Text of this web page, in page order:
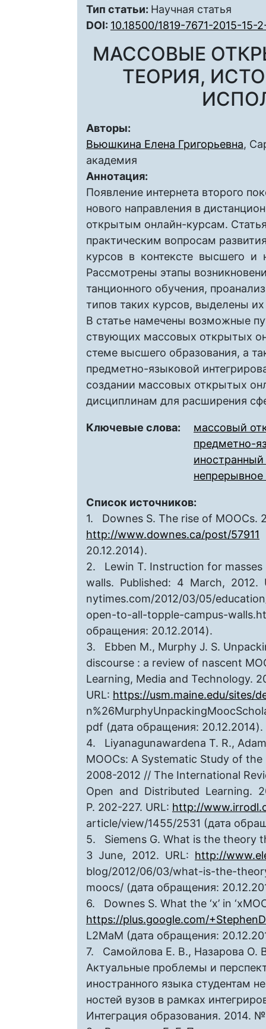
Тип статьи: Научная статья
DOI: 10.18500/1819-7671-2015-15-
МАССОВЫЕ
ТЕОРИЯ,
Авторы:
Вьюшкина Елена Григорьевна,
академия
Аннотация:
Появление интернета второго
нового направления в
открытым онлайн-курсам.
практическим вопросам
курсов в контексте высшего и
Рассмотрены этапы
танционного обучения,
типов таких курсов, выделены
В статье намечены возможные
ствующих массовых открытых
стеме высшего образования, а
предметно-языковой
создании массовых открытых
дисциплинам для расширения
Ключевые слова:
массовый
предметно-
непрерывное
Список источников:
1. Downes S. The rise of MOOCs.
http://www.downes.ca/post/57911
20.12.2014).
2. Lewin T. Instruction for
walls. Published: 4 March, 2012.
nytimes.com/2012/03/05/
open-to-all-topple-campus-
обращения: 20.12.2014).
3. Ebben M., Murphy J. S.
discourse : a review of nascent
Learning, Media and Technology.
URL: https://usm.maine.edu/sites/
pdf (дата обращения: 20.12.2014).
4. Liyanagunawardena T. R.,
MOOCs: A Systematic Study of
2008-2012 // The International
Open and Distributed Learning.
P. 202-227. URL: http://
article/view/1455/2531 (дата
5. Siemens G. What is the theory
3 June, 2012. URL: http://
blog/2012/06/03/what-is-the-
moocs/ (дата обращения:
6. Downes S. What the ‘x’ in
https://plus.google.com/
L2MaM (дата обращения:
7. Самойлова Е. В., Назарова О.
Актуальные проблемы и
иностранного языка студентам
ностей вузов в рамках
Интеграция образования. 2014.